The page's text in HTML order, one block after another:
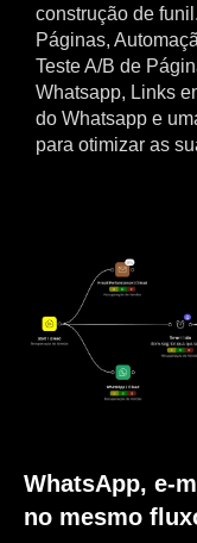
construção de
Páginas,
Teste A/B de
Whatsapp, Links
do Whatsapp e
para otimizar as
WhatsApp, e-
no mesmo